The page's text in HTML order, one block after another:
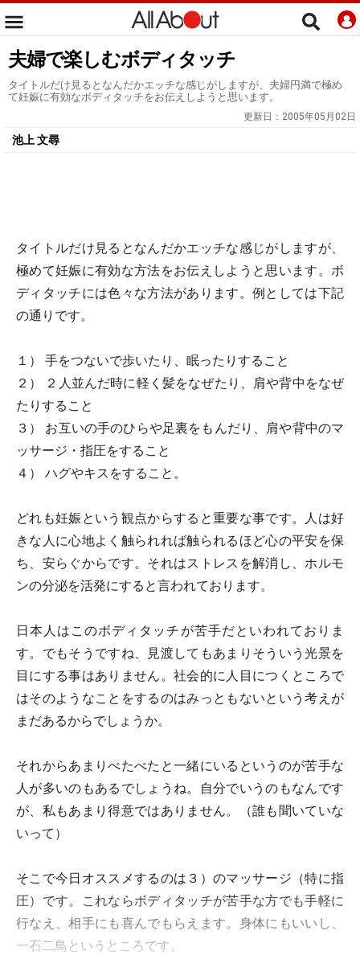
夫婦で楽しむボディタッチ
タイトルだけ見るとなんだかエッチな感じがしますが、夫婦円満で極め
て妊娠に有効なボディタッチをお伝えしようと思います。
更新日： 2005年05月02日
池上 文尋
タイトルだけ見るとなんだかエッチな感じがしますが、
極めて妊娠に有効な方法をお伝えしようと思います。ボ
ディタッチには色々な方法があります。例としては下記
の通りです。
１） 手をつないで歩いたり、眠ったりすること
２） ２人並んだ時に軽く髪をなぜたり、肩や背中をなぜ
たりすること
３） お互いの手のひらや足裏をもんだり、肩や背中のマ
ッサージ・指圧をすること
４） ハグやキスをすること。
どれも妊娠という観点からすると重要な事です。人は好
きな人に心地よく触られれば触られるほど心の平安を保
ち、安らぐからです。それはストレスを解消し、ホルモ
ンの分泌を活発にすると言われております。
日本人はこのボディタッチが苦手だといわれておりま
す。でもそうですね、見渡してもあまりそういう光景を
目にする事はありません。社会的に人目につくところで
はそのようなことをするのはみっともないという考えが
まだあるからでしょうか。
それからあまりべたべたと一緒にいるというのが苦手な
人が多いのもあるでしょうね。自分でいうのもなんです
が、私もあまり得意ではありません。（誰も聞いていな
いって）
そこで今日オススメするのは３）のマッサージ（特に指
圧）です。これならボディタッチが苦手な方でも手軽に
行なえ、相手にも喜んでもらえます。身体にもいいし、
一石二鳥というところです。